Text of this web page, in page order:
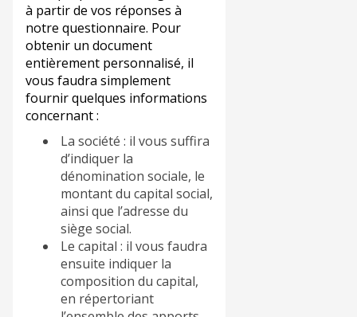
à partir de vos réponses à
notre questionnaire. Pour
obtenir un document
entièrement personnalisé, il
vous faudra simplement
fournir quelques informations
concernant :
La société : il vous suffira
d’indiquer la
dénomination sociale, le
montant du capital social,
ainsi que l’adresse du
siège social.
Le capital : il vous faudra
ensuite indiquer la
composition du capital,
en répertoriant